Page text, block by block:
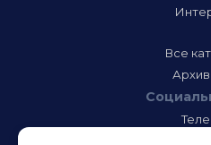
Все
Архив